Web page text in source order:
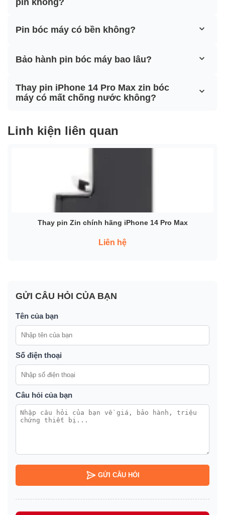
Pin bóc máy có bền không?
Bảo hành pin bóc máy bao lâu?
Thay pin iPhone 14 Pro Max zin bóc
máy có mất chống nước không?
Linh kiện liên quan
Thay pin Zin chính hãng iPhone 14 Pro Max
Liên hệ
GỬI CÂU HỎI CỦA BẠN
Tên của bạn
Số điện thoại
Câu hỏi của bạn
GỬI CÂU HỎI